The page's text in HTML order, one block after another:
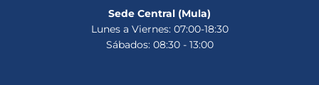
Sede Central (Mula)
Lunes a Viernes: 07:00-18:30
Sábados: 08:30 - 13:00